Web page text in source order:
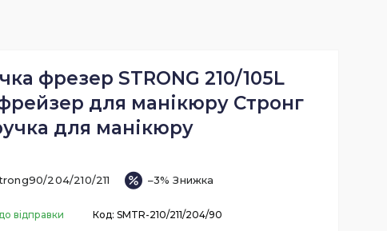
фрезер STRONG 210/105L
для манікюру Стронг
для манікюру
204/210/211 –3%
відправки Код: SMTR-210/211/204/90